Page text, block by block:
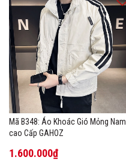
Mã B348: Áo Khoác Gió Mỏng Nam
cao Cấp GAHOZ
1.600.000₫